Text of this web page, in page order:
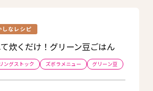
しなレシピ
炊くだけ！グリーン豆ごはん
ングストック ズボラメニュー グリーン豆